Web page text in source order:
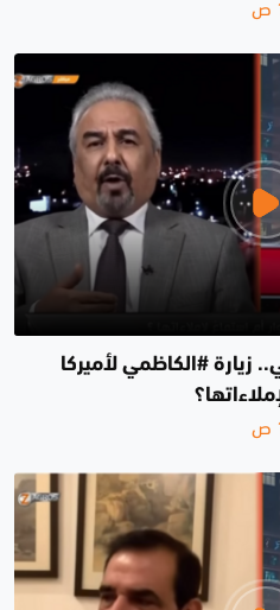
زيارة #الكاظمي لأميركا